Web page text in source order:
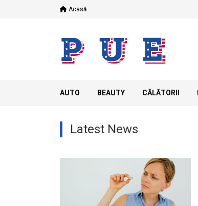
Acasă
AUTO BEAUTY CĂLĂTORII
Latest News